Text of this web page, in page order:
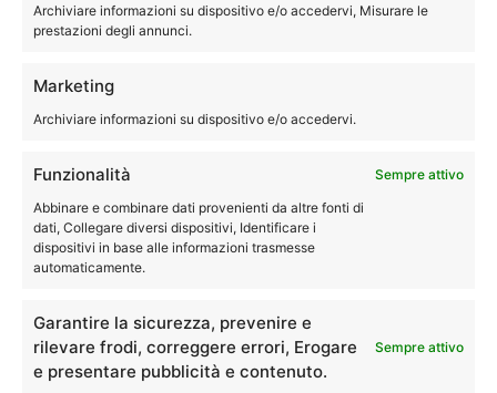
Archiviare informazioni su dispositivo e/o accedervi, Misurare le
prestazioni degli annunci.
Marketing
Archiviare informazioni su dispositivo e/o accedervi.
Funzionalità
Sempre attivo
Abbinare e combinare dati provenienti da altre fonti di
dati, Collegare diversi dispositivi, Identificare i
dispositivi in base alle informazioni trasmesse
automaticamente.
Garantire la sicurezza, prevenire e
rilevare frodi, correggere errori, Erogare
e presentare pubblicità e contenuto.
Sempre attivo
Assistenza AEG Crespellano– Riparazioni
Lavastoviglie Fuori Garanzia.